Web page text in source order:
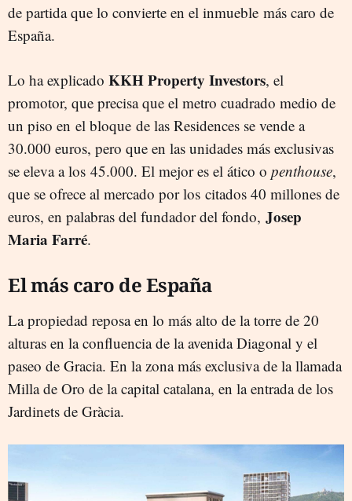
de partida que lo convierte en el inmueble más caro de
España.
Lo ha explicado KKH Property Investors, el
promotor, que precisa que el metro cuadrado medio de
un piso en el bloque de las Residences se vende a
30.000 euros, pero que en las unidades más exclusivas
se eleva a los 45.000. El mejor es el ático o penthouse,
que se ofrece al mercado por los citados 40 millones de
euros, en palabras del fundador del fondo, Josep
Maria Farré.
El más caro de España
La propiedad reposa en lo más alto de la torre de 20
alturas en la confluencia de la avenida Diagonal y el
paseo de Gracia. En la zona más exclusiva de la llamada
Milla de Oro de la capital catalana, en la entrada de los
Jardinets de Gràcia.